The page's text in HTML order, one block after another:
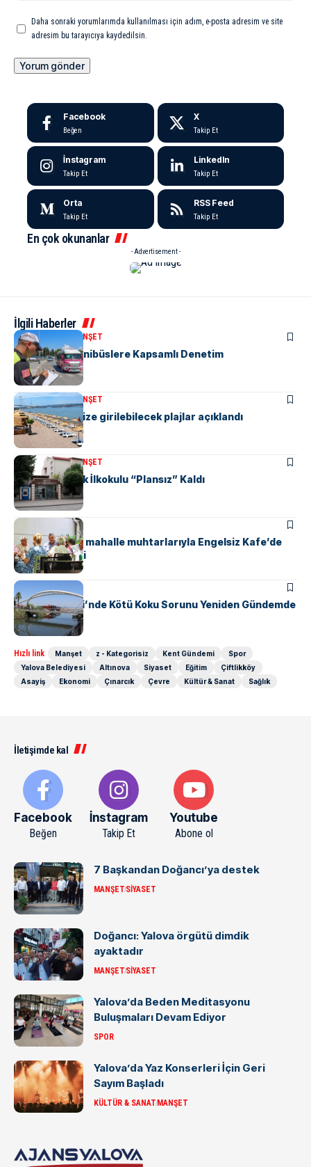
Daha sonraki yorumlarımda kullanılması için adım, e-posta adresim ve site
adresim bu tarayıcıya kaydedilsin.
Facebook
Beğen
X
Takip Et
İnstagram
Takip Et
LinkedIn
Takip Et
Orta
Takip Et
RSS Feed
Takip Et
En çok okunanlar
- Advertisement -
İlgili Haberler
KENT GÜNDEMI MANŞET
“M” Plakalı Minibüslere Kapsamlı Denetim
KENT GÜNDEMI MANŞET
Yalova’da denize girilebilecek plajlar açıklandı
KENT GÜNDEMIMANŞET
Yalova Atatürk İlkokulu “Plansız” Kaldı
KENT GÜNDEMI
Başkan Gürel, mahalle muhtarlarıyla Engelsiz Kafe’de
bir araya geldi
KENT GÜNDEMI
Safran Deresi’nde Kötü Koku Sorunu Yeniden Gündemde
Hızlı link Manşet z - Kategorisiz Kent Gündemi
Spor
Yalova Belediyesi
Altınova Siyaset Eğitim
Çiftlikköy
Asayiş
Ekonomi Çınarcık Çevre Kültür & Sanat Sağlık
İletişimde kal
Facebook
Beğen
İnstagram
Takip Et
Youtube
Abone ol
7 Başkandan Doğancı’ya destek
MANŞETSIYASET
Doğancı: Yalova örgütü dimdik
ayaktadır
MANŞETSIYASET
Yalova’da Beden Meditasyonu
Buluşmaları Devam Ediyor
SPOR
Yalova’da Yaz Konserleri İçin Geri
Sayım Başladı
KÜLTÜR & SANATMANŞET